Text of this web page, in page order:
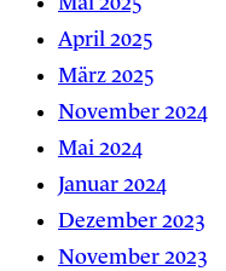
April 2025
März 2025
November 2024
Mai 2024
Januar 2024
Dezember 2023
November 2023